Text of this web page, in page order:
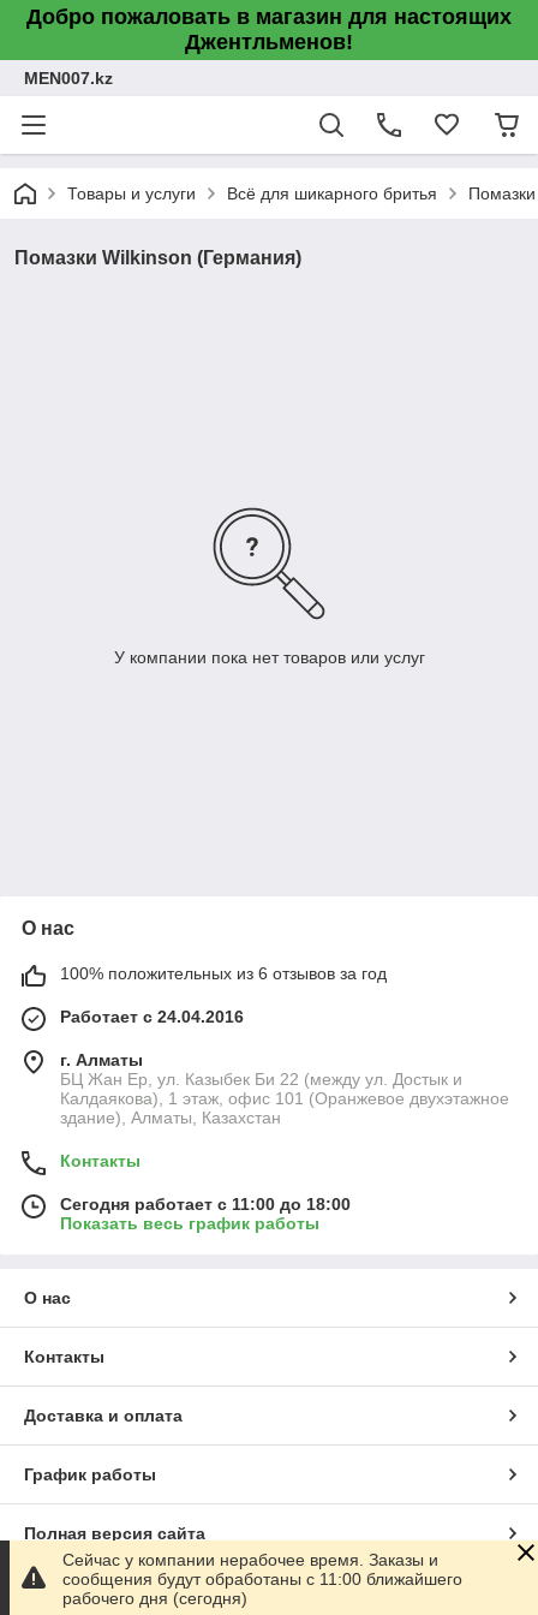
Добро пожаловать в магазин для настоящих
Джентльменов!
MEN007.kz
Товары и услуги Всё для шикарного бритья Помазки
Помазки Wilkinson (Германия)
У компании пока нет товаров или услуг
О нас
100% положительных из 6 отзывов за год
Работает с 24.04.2016
г. Алматы
БЦ Жан Ер, ул. Казыбек Би 22 (между ул. Достык и
Калдаякова), 1 этаж, офис 101 (Оранжевое двухэтажное
здание), Алматы, Казахстан
Контакты
Сегодня работает с 11:00 до 18:00
Показать весь график работы
О нас
Контакты
Доставка и оплата
График работы
Полная версия сайта
Сайт создан на маркетплейсе
Сейчас у компании нерабочее время. Заказы и
сообщения будут обработаны с 11:00 ближайшего
рабочего дня (сегодня)